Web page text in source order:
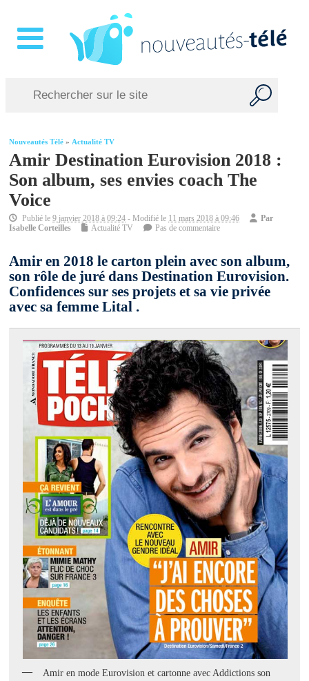
Nouveautés Télé »Actualité TV
Amir Destination Eurovision 2018 :
Son album, ses envies coach The
Voice
Publié le9 janvier 2018 à 09:24 - Modifié le 11 mars 2018 à 09:46
Par
Isabelle Corteilles
Actualité TV Pas de commentaire
Amir en 2018 le carton plein avec son album,
son rôle de juré dans Destination Eurovision.
Confidences sur ses projets et sa vie privée
avec sa femme Lital .
Amir en mode Eurovision et cartonne avec Addictions son